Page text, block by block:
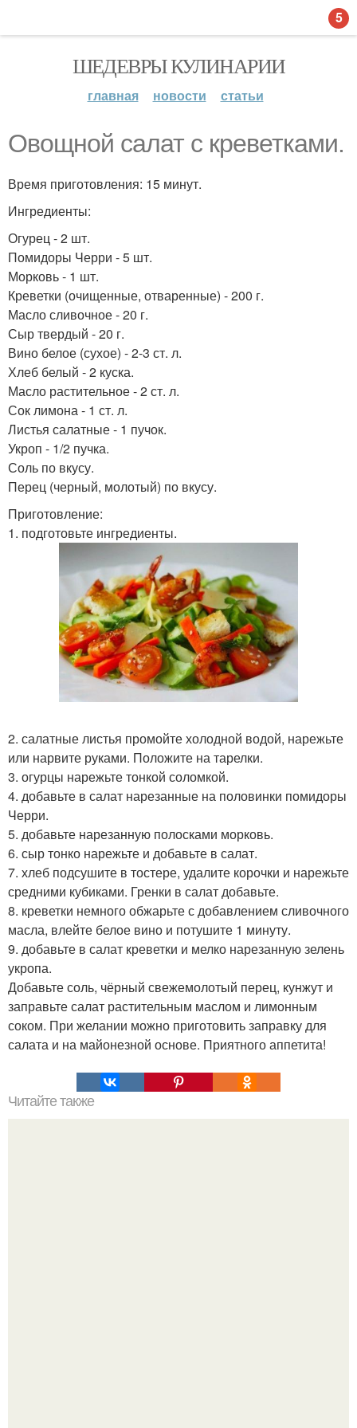
ШЕДЕВРЫ КУЛИНАРИИ
главная новости статьи
Овощной салат с креветками.
Время приготовления: 15 минут.
Ингредиенты:
Огурец - 2 шт.
Помидоры Черри - 5 шт.
Морковь - 1 шт.
Креветки (очищенные, отваренные) - 200 г.
Масло сливочное - 20 г.
Сыр твердый - 20 г.
Вино белое (сухое) - 2-3 ст. л.
Хлеб белый - 2 куска.
Масло растительное - 2 ст. л.
Сок лимона - 1 ст. л.
Листья салатные - 1 пучок.
Укроп - 1/2 пучка.
Соль по вкусу.
Перец (черный, молотый) по вкусу.
Приготовление:
1. подготовьте ингредиенты.
2. салатные листья промойте холодной водой, нарежьте
или нарвите руками. Положите на тарелки.
3. огурцы нарежьте тонкой соломкой.
4. добавьте в салат нарезанные на половинки помидоры
Черри.
5. добавьте нарезанную полосками морковь.
6. сыр тонко нарежьте и добавьте в салат.
7. хлеб подсушите в тостере, удалите корочки и нарежьте
средними кубиками. Гренки в салат добавьте.
8. креветки немного обжарьте с добавлением сливочного
масла, влейте белое вино и потушите 1 минуту.
9. добавьте в салат креветки и мелко нарезанную зелень
укропа.
Добавьте соль, чёрный свежемолотый перец, кунжут и
заправьте салат растительным маслом и лимонным
соком. При желании можно приготовить заправку для
салата и на майонезной основе. Приятного аппетита!
Читайте также
5